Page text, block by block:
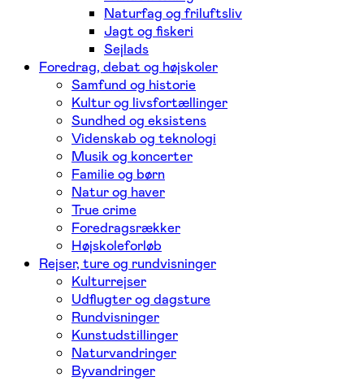
Naturfag og friluftsliv
Jagt og fiskeri
Sejlads
Foredrag, debat og højskoler
Samfund og historie
Kultur og livsfortællinger
Sundhed og eksistens
Videnskab og teknologi
Musik og koncerter
Familie og børn
Natur og haver
True crime
Foredragsrækker
Højskoleforløb
Rejser, ture og rundvisninger
Kulturrejser
Udflugter og dagsture
Rundvisninger
Kunstudstillinger
Naturvandringer
Byvandringer